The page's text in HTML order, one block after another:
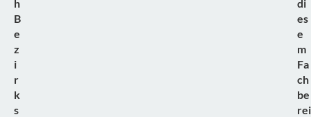
h
B
e
z
i
r
k
s
di
es
e
m
Fa
ch
be
rei